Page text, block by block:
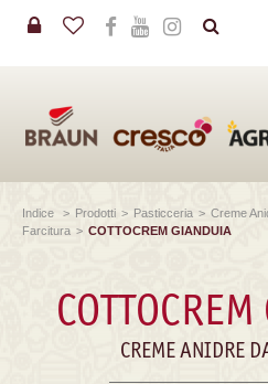
Indice > Prodotti > Pasticceria > Creme
Farcitura > COTTOCREM GIANDUIA
CREME ANIDRE